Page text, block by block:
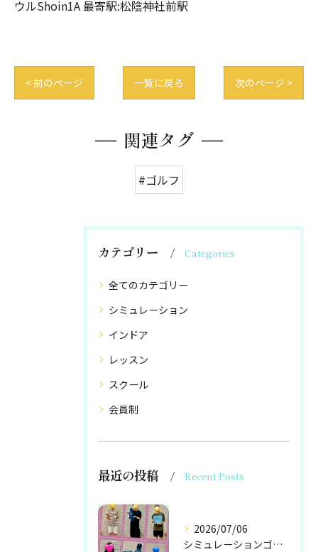
ウルShoin1A 最寄駅:松陰神社前駅
< 前のページ 一覧に戻る 次のページ >
関連タグ
#ゴルフ
カテゴリー Categories
全てのカテゴリー
シミュレーション
インドア
レッスン
スクール
会員制
最近の投稿 Recent Posts
2026/07/06
シミュレーションゴルフコンペ☆世田谷ゴルフ世田谷ゴルフレッス...